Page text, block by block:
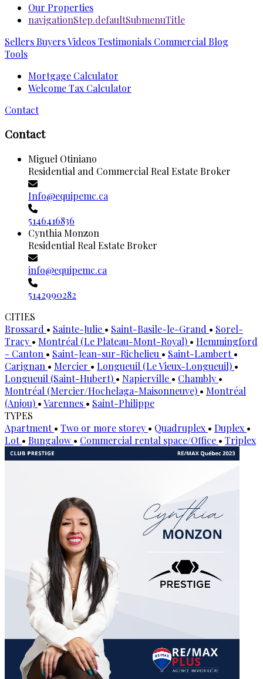
Our Properties
navigationStep.defaultSubmenuTitle
SellersBuyersVideosTestimonials Commercial Blog
Tools
Mortgage Calculator
Welcome Tax Calculator
Contact
Contact
Miguel Otiniano
Residential and Commercial Real Estate Broker
Info@equipemc.ca
5146416836
Cynthia Monzon
Residential Real Estate Broker
info@equipemc.ca
5142990282
CITIES
Brossard • Sainte-Julie • Saint-Basile-le-Grand • Sorel-
Tracy • Montréal (Le Plateau-Mont-Royal) • Hemmingford
- Canton • Saint-Jean-sur-Richelieu • Saint-Lambert•
Carignan • Mercier • Longueuil (Le Vieux-Longueuil) •
Longueuil (Saint-Hubert) • Napierville • Chambly •
Montréal (Mercier/Hochelaga-Maisonneuve) • Montréal
(Anjou) •Varennes • Saint-Philippe
TYPES
Apartment• Two or more storey • Quadruplex • Duplex •
Lot• Bungalow • Commercial rental space/Office • Triplex